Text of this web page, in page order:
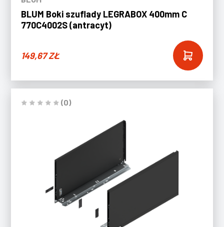
BLUM Boki szuflady LEGRABOX 400mm C
770C4002S (antracyt)
149,67ZŁ
(0)